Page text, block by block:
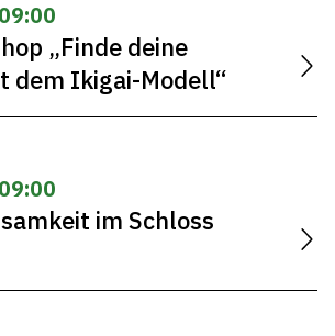
„Finde deine
dem Ikigai-Modell“
im Schloss